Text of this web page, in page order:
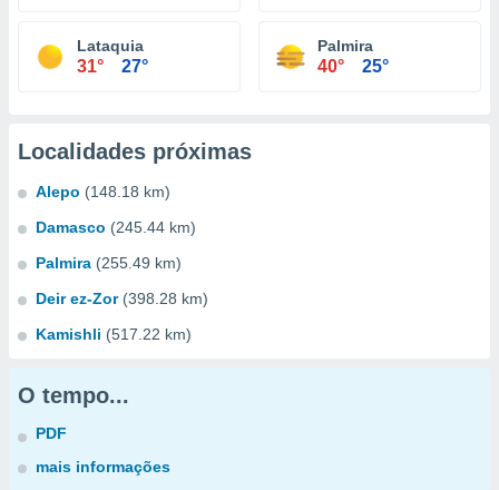
Lataquia
31° 27°
Palmira
40° 25°
Localidades próximas
Alepo (148.18 km)
Damasco (245.44 km)
Palmira (255.49 km)
Deir ez-Zor (398.28 km)
Kamishli (517.22 km)
O tempo...
PDF
mais informações